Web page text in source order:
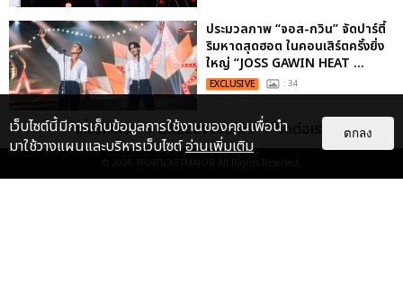
ประมวลภาพ “จอส-กวิน” จัดปาร์ตี้
ริมหาดสุดฮอต ในคอนเสิร์ตครั้งยิ่ง
ใหญ่ “JOSS GAWIN HEAT ...
EXCLUSIVE : 34
เกี่ยวกับเรา ติดต่อลงโฆษณา ติดต่อเรา
© 2026 THAITICKETMAJOR All Rights Reserved.
เว็บไซต์นี้มีการเก็บข้อมูลการใช้งานของคุณเพื่อนำ
มาใช้วางแผนและบริหารเว็บไซต์อ่านเพิ่มเติม
ตกลง